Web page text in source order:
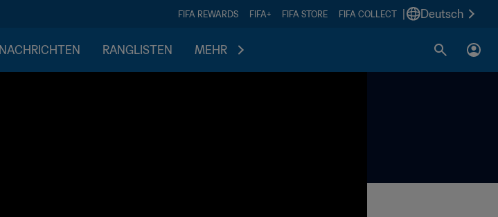
FIFA REWARDS FIFA+ FIFA STORE FIFA COLLECT Deutsch
NACHRICHTEN RANGLISTEN MEHR